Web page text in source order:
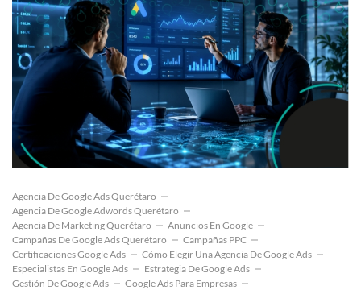
Agencia De Google Ads Querétaro
Agencia De Google Adwords Querétaro
Agencia De Marketing Querétaro
Anuncios En Google
Campañas De Google Ads Querétaro
Campañas PPC
Certificaciones Google Ads
Cómo Elegir Una Agencia De Google Ads
Especialistas En Google Ads
Estrategia De Google Ads
Gestión De Google Ads
Google Ads Para Empresas